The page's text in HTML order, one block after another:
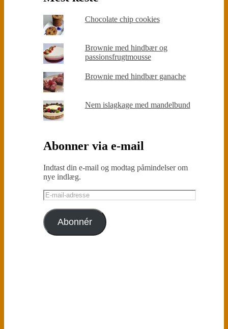
Chocolate chip cookies
Brownie med hindbær og
passionsfrugtmousse
Brownie med hindbær ganache
Nem islagkage med mandelbund
Abonner via e-mail
Indtast din e-mail og modtag påmindelser om
nye indlæg.
E-
mail-
adresse
Abonnér